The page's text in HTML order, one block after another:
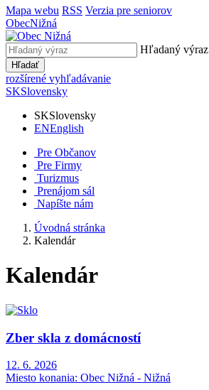
Mapa webu RSS Verzia pre seniorov
ObecNižná
Hľadaný výraz
Hľadať
rozšírené vyhľadávanie
SKSlovensky
SKSlovensky
ENEnglish
Pre Občanov
Pre Firmy
Turizmus
Prenájom sál
Napíšte nám
Úvodná stránka
Kalendár
Kalendár
Zber skla z domácností
12. 6. 2026
Miesto konania: Obec Nižná - Nižná